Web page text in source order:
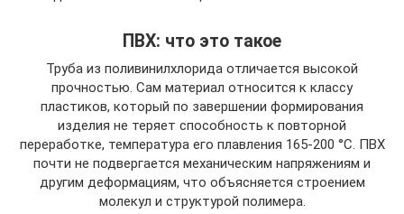
ПВХ: что это такое
Труба из поливинилхлорида отличается высокой
прочностью. Сам материал относится к классу
пластиков, который по завершении формирования
изделия не теряет способность к повторной
переработке, температура его плавления 165-200 °С. ПВХ
почти не подвергается механическим напряжениям и
другим деформациям, что объясняется строением
молекул и структурой полимера.